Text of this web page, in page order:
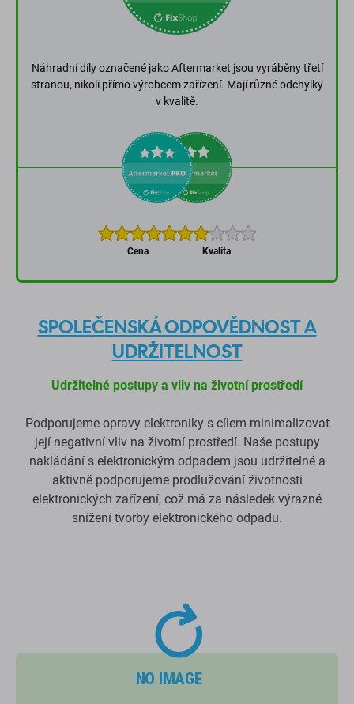
Náhradní díly označené jako Aftermarket jsou vyráběny třetí
stranou, nikoli přímo výrobcem zařízení. Mají různé odchylky
v kvalitě.
Cena Kvalita
SPOLEČENSKÁ ODPOVĚDNOST A
UDRŽITELNOST
Udržitelné postupy a vliv na životní prostředí
Podporujeme opravy elektroniky s cílem minimalizovat
její negativní vliv na životní prostředí. Naše postupy
nakládání s elektronickým odpadem jsou udržitelné a
aktivně podporujeme prodlužování životnosti
elektronických zařízení, což má za následek výrazné
snížení tvorby elektronického odpadu.